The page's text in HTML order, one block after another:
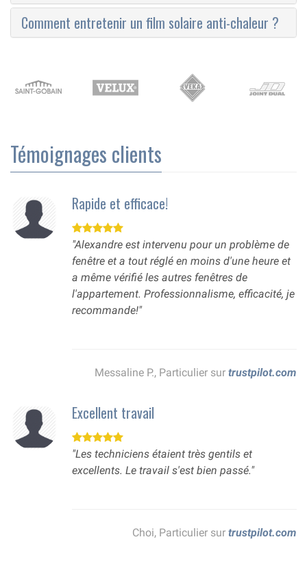
Comment entretenir un film solaire anti-chaleur ?
Témoignages clients
Rapide et efficace!
"Alexandre est intervenu pour un problème de
fenêtre et a tout réglé en moins d'une heure et
a même vérifié les autres fenêtres de
l'appartement. Professionnalisme, efficacité, je
recommande!"
Messaline P., Particulier sur trustpilot.com
Excellent travail
"Les techniciens étaient très gentils et
excellents. Le travail s'est bien passé."
Choi, Particulier sur trustpilot.com